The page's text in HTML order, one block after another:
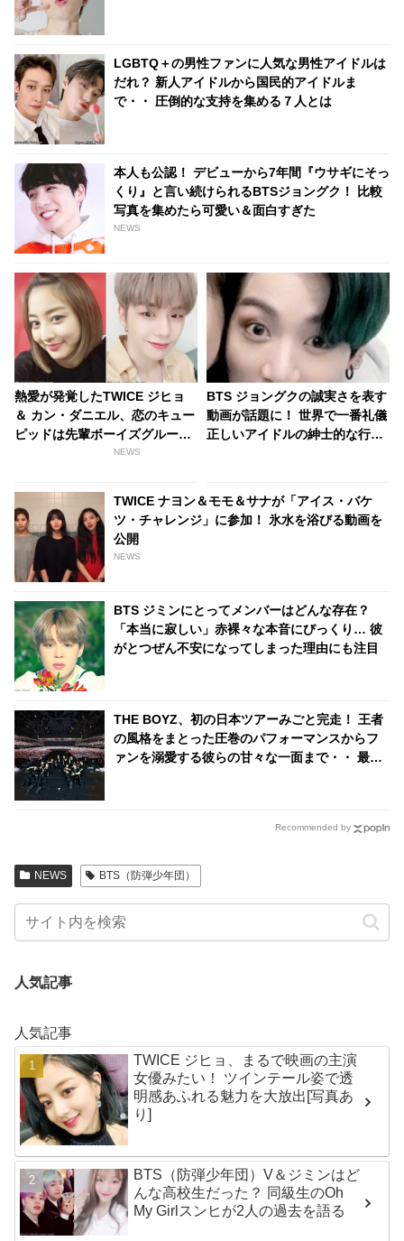
LGBTQ＋の男性ファンに人気な男性アイドルは
だれ？ 新人アイドルから国民的アイドルま
で・・ 圧倒的な支持を集める７人とは
本人も公認！ デビューから7年間『ウサギにそっ
くり』と言い続けられるBTSジョングク！ 比較
写真を集めたら可愛い＆面白すぎた
NEWS
熱愛が発覚したTWICE ジヒョ
＆ カン・ダニエル、恋のキュー
ピッドは先輩ボーイズグループ
のあの人だった！ 一部ファンか
NEWS
BTS ジョングクの誠実さを表す
動画が話題に！ 世界で一番礼儀
正しいアイドルの紳士的な行動
TWICE ナヨン＆モモ＆サナが「アイス・バケ
ツ・チャレンジ」に参加！ 氷水を浴びる動画を
公開
NEWS
BTS ジミンにとってメンバーはどんな存在？
「本当に寂しい」赤裸々な本音にびっくり… 彼
がとつぜん不安になってしまった理由にも注目
THE BOYZ、初の日本ツアーみごと完走！ 王者
の風格をまとった圧巻のパフォーマンスからフ
ァンを溺愛する彼らの甘々な一面まで・・ 最終
Recommended by
NEWS BTS（防弾少年団）
人気記事
人気記事
TWICE ジヒョ、まるで映画の主演
女優みたい！ ツインテール姿で透
明感あふれる魅力を大放出[写真あ
り]
BTS（防弾少年団）V＆ジミンはど
んな高校生だった？ 同級生のOh
My Girlスンヒが2人の過去を語る